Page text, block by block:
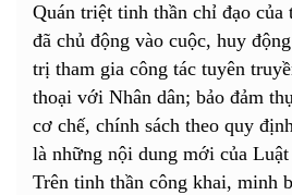
Quán triệt tinh thần chỉ đạo của
đã chủ động vào cuộc, huy
trị tham gia công tác tuyên
thoại với Nhân dân; bảo đảm
cơ chế, chính sách theo quy
là những nội dung mới của
Trên tinh thần công khai, minh